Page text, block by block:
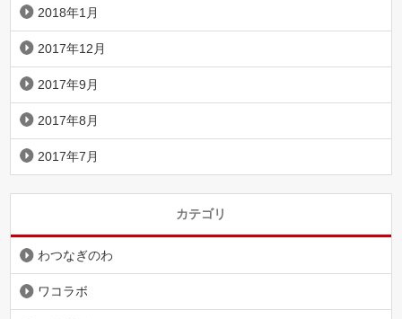
2018年1月
2017年12月
2017年9月
2017年8月
2017年7月
カテゴリ
わつなぎのわ
ワコラボ